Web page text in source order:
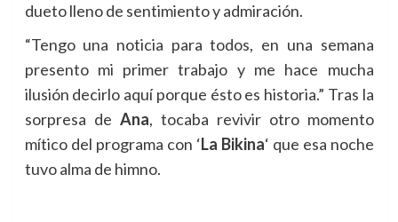
dueto lleno de sentimiento y admiración.
“Tengo una noticia para todos, en una semana
presento mi primer trabajo y me hace mucha
ilusión decirlo aquí porque ésto es historia.” Tras la
sorpresa de Ana, tocaba revivir otro momento
mítico del programa con ‘La Bikina‘ que esa noche
tuvo alma de himno.